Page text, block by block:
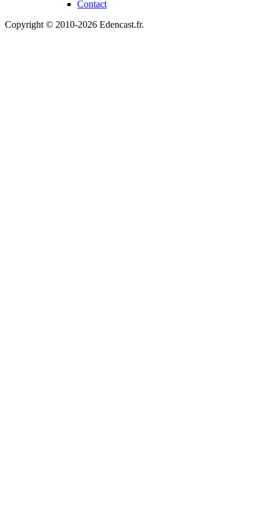
Contact
Copyright © 2010-2026 Edencast.fr.